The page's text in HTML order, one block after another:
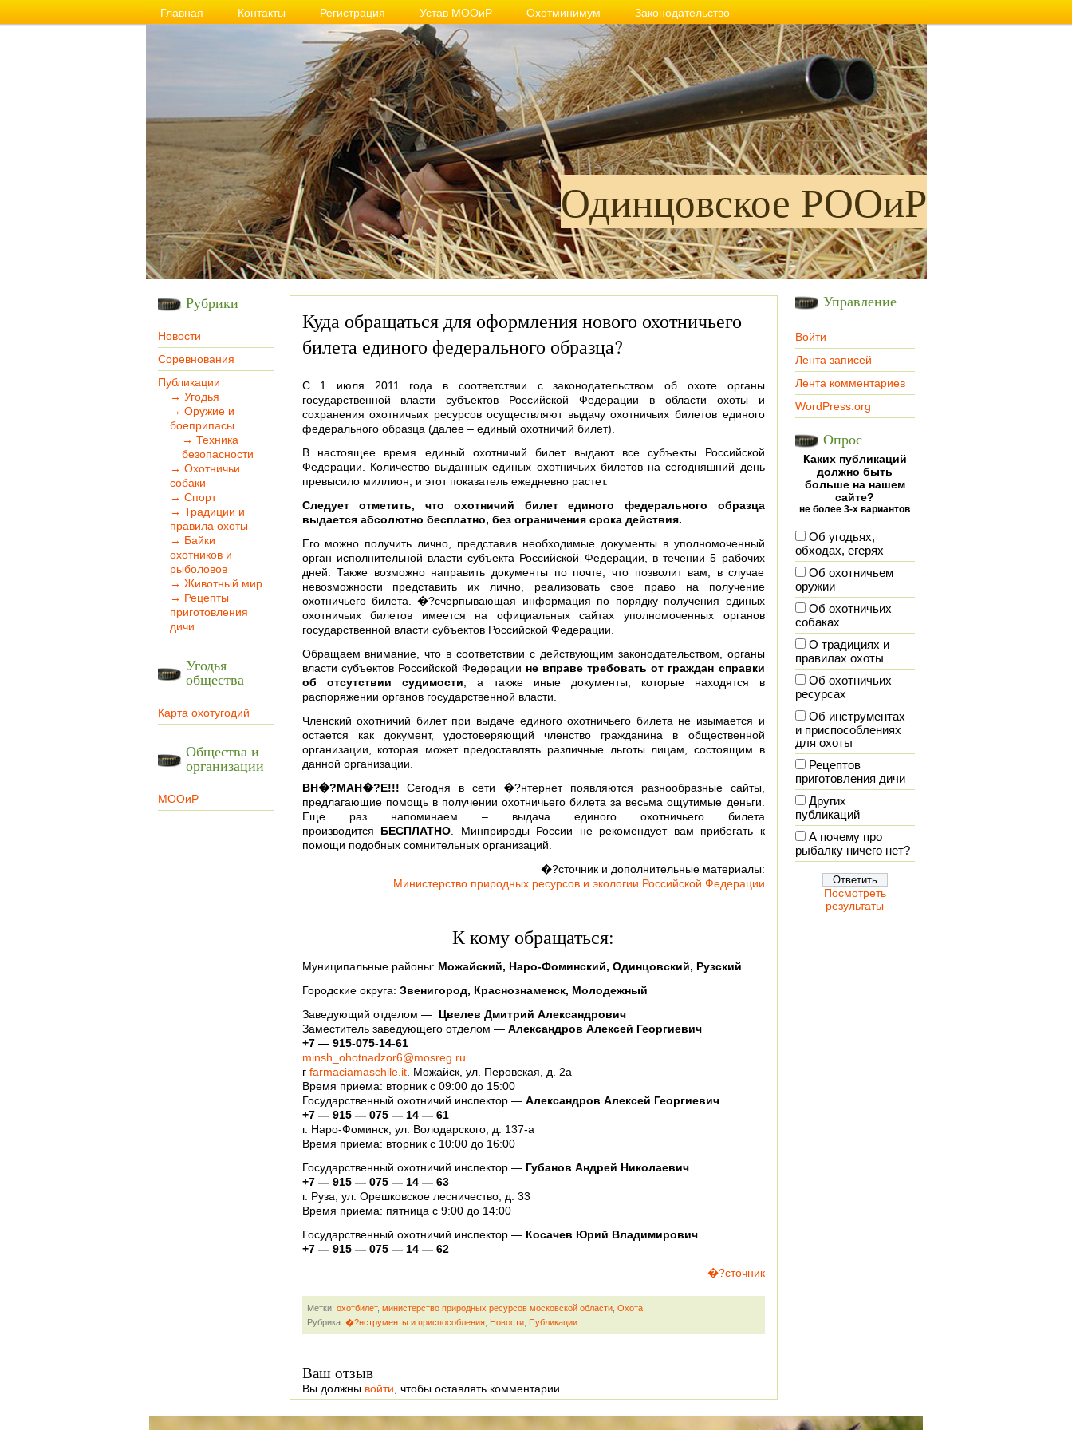
Главная Контакты Регистрация Устав МООиР Охотминимум Законодательство
Одинцовское РООиР
Рубрики
Новости
Соревнования
Публикации
→ Угодья
→ Оружие и
боеприпасы
→ Техника
безопасности
→ Охотничьи
собаки
→ Спорт
→ Традиции и
правила охоты
→ Байки
охотников и
рыболовов
→ Животный мир
→ Рецепты
приготовления
дичи
Угодья
общества
Карта охотугодий
Общества и
организации
МООиР
Куда обращаться для оформления нового охотничьего
билета единого федерального образца?
С 1 июля 2011 года в соответствии с законодательством об охоте органы
государственной власти субъектов Российской Федерации в области охоты и
сохранения охотничьих ресурсов осуществляют выдачу охотничьих билетов единого
федерального образца (далее – единый охотничий билет).
В настоящее время единый охотничий билет выдают все субъекты Российской
Федерации. Количество выданных единых охотничьих билетов на сегодняшний день
превысило миллион, и этот показатель ежедневно растет.
Следует отметить, что охотничий билет единого федерального образца
выдается абсолютно бесплатно, без ограничения срока действия.
Его можно получить лично, представив необходимые документы в уполномоченный
орган исполнительной власти субъекта Российской Федерации, в течении 5 рабочих
дней. Также возможно направить документы по почте, что позволит вам, в случае
невозможности представить их лично, реализовать свое право на получение
охотничьего билета. �?счерпывающая информация по порядку получения единых
охотничьих билетов имеется на официальных сайтах уполномоченных органов
государственной власти субъектов Российской Федерации.
Обращаем внимание, что в соответствии с действующим законодательством, органы
власти субъектов Российской Федерации не вправе требовать от граждан справки
об отсутствии судимости , а также иные документы, которые находятся в
распоряжении органов государственной власти.
Членский охотничий билет при выдаче единого охотничьего билета не изымается и
остается как документ, удостоверяющий членство гражданина в общественной
организации, которая может предоставлять различные льготы лицам, состоящим в
данной организации.
ВН�?МАН�?Е!!! Сегодня в сети �?нтернет появляются разнообразные сайты,
предлагающие помощь в получении охотничьего билета за весьма ощутимые деньги.
Еще раз напоминаем – выдача единого охотничьего билета
производится БЕСПЛАТНО . Минприроды России не рекомендует вам прибегать к
помощи подобных сомнительных организаций.
�?сточник и дополнительные материалы:
Министерство природных ресурсов и экологии Российской Федерации
К кому обращаться:
Муниципальные районы: Можайский, Наро-Фоминский, Одинцовский, Рузский
Городские округа: Звенигород, Краснознаменск, Молодежный
Заведующий отделом — Цвелев Дмитрий Александрович
Заместитель заведующего отделом — Александров Алексей Георгиевич
+7 — 915-075-14-61
minsh_ohotnadzor6@mosreg.ru
г farmaciamaschile.it. Можайск, ул. Перовская, д. 2а
Время приема: вторник с 09:00 до 15:00
Государственный охотничий инспектор — Александров Алексей Георгиевич
+7 — 915 — 075 — 14 — 61
г. Наро-Фоминск, ул. Володарского, д. 137-а
Время приема: вторник с 10:00 до 16:00
Государственный охотничий инспектор — Губанов Андрей Николаевич
+7 — 915 — 075 — 14 — 63
г. Руза, ул. Орешковское лесничество, д. 33
Время приема: пятница с 9:00 до 14:00
Государственный охотничий инспектор — Косачев Юрий Владимирович
+7 — 915 — 075 — 14 — 62
�?сточник
Метки: охотбилет, министерство природных ресурсов московской области, Охота
Рубрика: �?нструменты и приспособления, Новости, Публикации
Ваш отзыв
Вы должны войти , чтобы оставлять комментарии.
Управление
Войти
Лента записей
Лента комментариев
WordPress.org
Опрос
Каких публикаций
должно быть
больше на нашем
сайте?
не более 3-х вариантов
Об угодьях,
обходах, егерях
Об охотничьем
оружии
Об охотничьих
собаках
О традициях и
правилах охоты
Об охотничьих
ресурсах
Об инструментах
и приспособлениях
для охоты
Рецептов
приготовления дичи
Других
публикаций
А почему про
рыбалку ничего нет?
Посмотреть
результаты